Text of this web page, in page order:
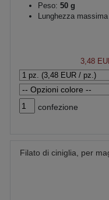
Peso: 50 g
Lunghezza
3,48
confezione
Filato di ciniglia, per